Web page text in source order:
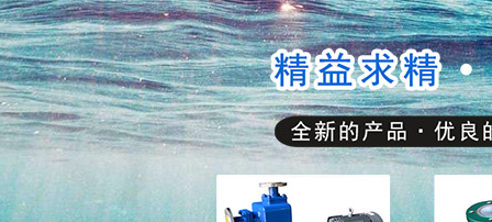
离心泵
自吸泵
排污泵
管道泵
企业文化
服务中心
研发团队